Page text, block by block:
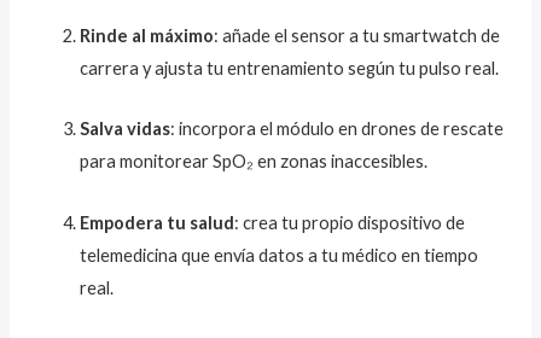
Rinde al máximo: añade el sensor a tu smartwatch de
carrera y ajusta tu entrenamiento según tu pulso real.
Salva vidas: incorpora el módulo en drones de rescate
para monitorear SpO₂ en zonas inaccesibles.
Empodera tu salud: crea tu propio dispositivo de
telemedicina que envía datos a tu médico en tiempo
real.